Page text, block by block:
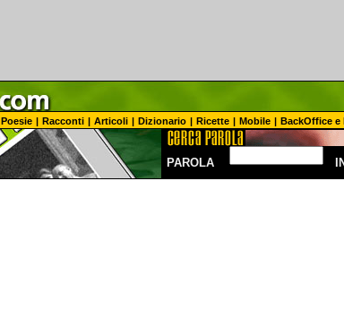
Poesie | Racconti | Articoli | Dizionario | Ricette | Mobile | BackOffice e
PAROLA IN